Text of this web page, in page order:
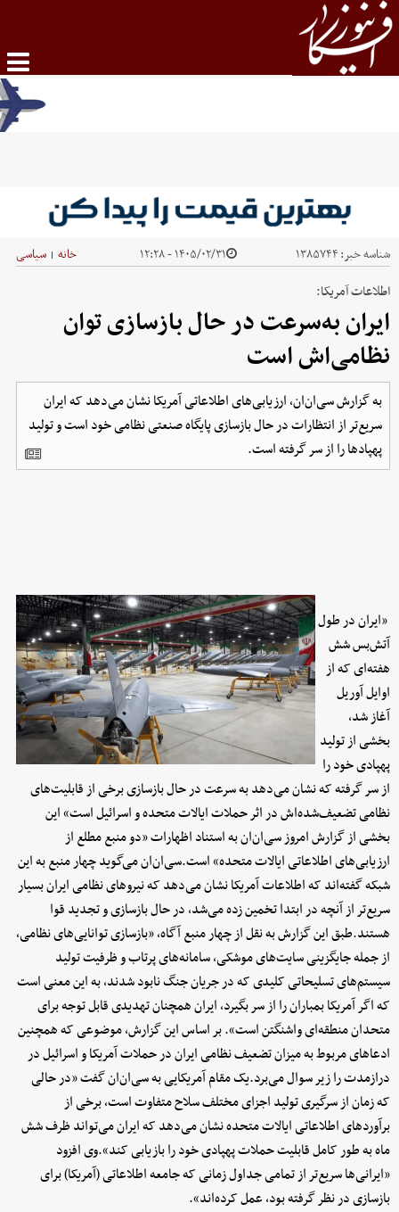
شناسه خبر:۱۳۸۵۷۴۴ ۱۴۰۵/۰۲/۳۱ - ۱۲:۲۸ خانه | سیاسی
اطلاعات آمریکا:
ایران به‌سرعت در حال بازسازی توان
نظامی‌‌اش است
به گزارش سی‌ان‌ان،‌ ارزیابی‌های اطلاعاتی آمریکا نشان می‌دهد که ایران
سریع‌تر از انتظارات در حال بازسازی پایگاه صنعتی نظامی خود است و تولید
پهپادها را از سر گرفته است.
«ایران در طول
آتش‌بس شش
هفته‌ای که از
اوایل آوریل
آغاز شد،
بخشی از تولید
پهپادی خود را
از سر گرفته که نشان می‌دهد به سرعت در حال بازسازی برخی از قابلیت‌های
نظامی تضعیف‌شده‌اش در اثر حملات ایالات متحده و اسرائیل است» این
بخشی از گزارش امروز سی‌ان‌ان به استناد اظهارات «دو منبع مطلع از
ارزیابی‌های اطلاعاتی ایالات متحده» است.سی‌ان‌ان می‌گوید چهار منبع به این
شبکه گفته‌اند که اطلاعات آمریکا نشان می‌دهد که نیروهای نظامی ایران بسیار
سریع‌تر از آنچه در ابتدا تخمین زده می‌شد، در حال بازسازی و تجدید قوا
هستند.طبق این گزارش به نقل از چهار منبع آگاه، «بازسازی توانایی‌های نظامی،
از جمله جایگزینی سایت‌های موشکی، سامانه‌های پرتاب و ظرفیت تولید
سیستم‌های تسلیحاتی کلیدی که در جریان جنگ نابود شدند، به این معنی است
که اگر آمریکا بمباران را از سر بگیرد، ایران همچنان تهدیدی قابل توجه برای
متحدان منطقه‌ای واشنگتن است». بر اساس این گزارش، موضوعی که همچنین
ادعاهای مربوط به میزان تضعیف نظامی ایران در حملات آمریکا و اسرائیل در
درازمدت را زیر سوال می‌برد.یک مقام آمریکایی به سی‌ان‌ان گفت «در حالی
که زمان از سرگیری تولید اجزای مختلف سلاح متفاوت است، برخی از
برآوردهای اطلاعاتی ایالات متحده نشان می‌دهد که ایران می‌تواند ظرف شش
ماه به طور کامل قابلیت حملات پهپادی خود را بازیابی کند».وی افزود
«ایرانی‌ها سریع‌تر از تمامی جداول زمانی که جامعه اطلاعاتی (آمریکا) برای
بازسازی در نظر گرفته بود، عمل کرده‌اند».